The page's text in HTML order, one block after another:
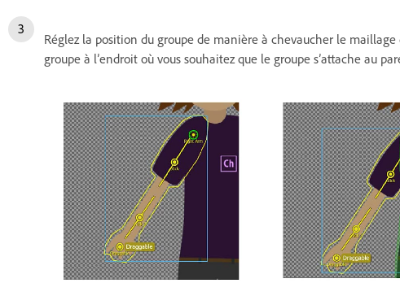
Réglez la position du groupe de manière à chevaucher le
groupe à l’endroit où vous souhaitez que le groupe s’attache au